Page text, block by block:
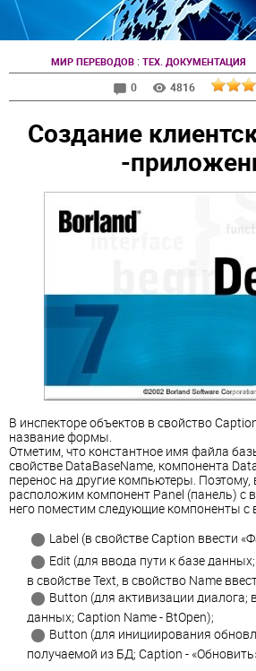
МИР ПЕРЕВОДОВ : ТЕХ. ДОКУМЕНТАЦИЯ
0
4816
Создание
-
В инспекторе объектов в свойство
название формы.
Отметим, что константное имя файла
свойстве DataBaseName, компонента
перенос на другие компьютеры.
расположим компонент Panel (панель) с
него поместим следующие компоненты с
Label (в свойстве Caption ввести
Edit (для ввода пути к базе
в свойстве Text, в свойство Name
Button (для активизации
данных; Caption Name - BtOpen);
Button (для инициирования
получаемой из БД; Сарtion -